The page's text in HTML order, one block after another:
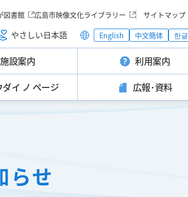
図書館 広島市映像文化ライブラリー サイトマップ
やさしい日本語 English 中文簡体 한글
施設案内 利用案内
イ ノ ページ 広報･資料
らせ